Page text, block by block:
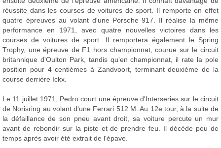
réussite dans les courses de voitures de sport. Il remporte en effet
quatre épreuves au volant d'une Porsche 917. Il réalise la même
performance en 1971, avec quatre nouvelles victoires dans les
courses de voitures de sport. Il remportera également le Spring
Trophy, une épreuve de F1 hors championnat, courue sur le circuit
britannique d'Oulton Park, tandis qu'en championnat, il rate la pole
position pour 4 centièmes à Zandvoort, terminant deuxième de la
course derrière Ickx.
Le 11 juillet 1971, Pedro court une épreuve d'Interseries sur le circuit
de Norisring au volant d'une Ferrari 512 M. Au 12e tour, à la suite de
la défaillance de son pneu avant droit, sa voiture percute un mur
avant de rebondir sur la piste et de prendre feu. Il décède peu de
temps après avoir été extrait de l'épave.